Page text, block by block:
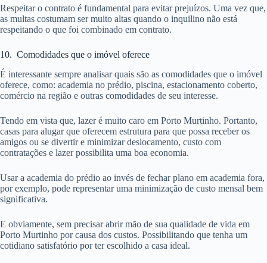
Respeitar o contrato é fundamental para evitar prejuízos. Uma vez que,
as multas costumam ser muito altas quando o inquilino não está
respeitando o que foi combinado em contrato.
10. Comodidades que o imóvel oferece
É interessante sempre analisar quais são as comodidades que o imóvel
oferece, como: academia no prédio, piscina, estacionamento coberto,
comércio na região e outras comodidades de seu interesse.
Tendo em vista que, lazer é muito caro em Porto Murtinho. Portanto,
casas para alugar que oferecem estrutura para que possa receber os
amigos ou se divertir e minimizar deslocamento, custo com
contratações e lazer possibilita uma boa economia.
Usar a academia do prédio ao invés de fechar plano em academia fora,
por exemplo, pode representar uma minimização de custo mensal bem
significativa.
E obviamente, sem precisar abrir mão de sua qualidade de vida em
Porto Murtinho por causa dos custos. Possibilitando que tenha um
cotidiano satisfatório por ter escolhido a casa ideal.